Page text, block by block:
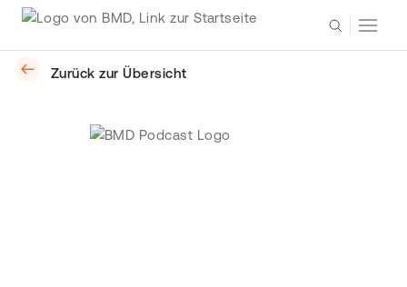
Zurück zur Übersicht